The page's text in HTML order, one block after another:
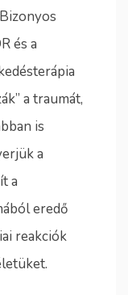
és a
a traumát,
is
a
a
eredő
reakciók